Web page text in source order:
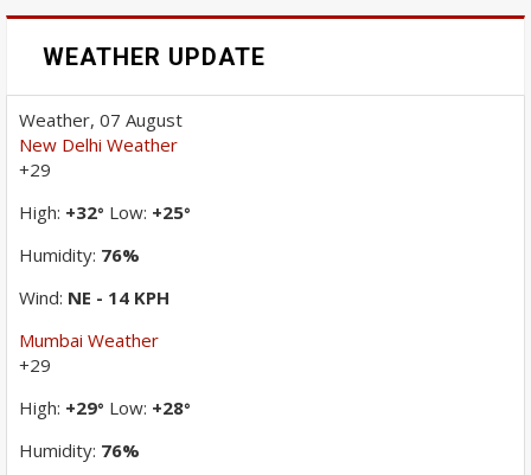
WEATHER UPDATE
Weather, 07 August
New Delhi Weather
+29
High: +32° Low: +25°
Humidity: 76%
Wind: NE - 14 KPH
Mumbai Weather
+29
High: +29° Low: +28°
Humidity: 76%